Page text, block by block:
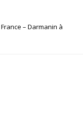
– Darmanin à